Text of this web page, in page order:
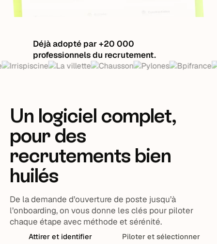
Déjà adopté par +20 000
professionnels du recrutement.
Un logiciel complet,
pour des
recrutements bien
huilés
De la demande d’ouverture de poste jusqu’à
l’onboarding, on vous donne les clés pour piloter
chaque étape avec méthode et sérénité.
Attirer et identifier Piloter et sélectionner